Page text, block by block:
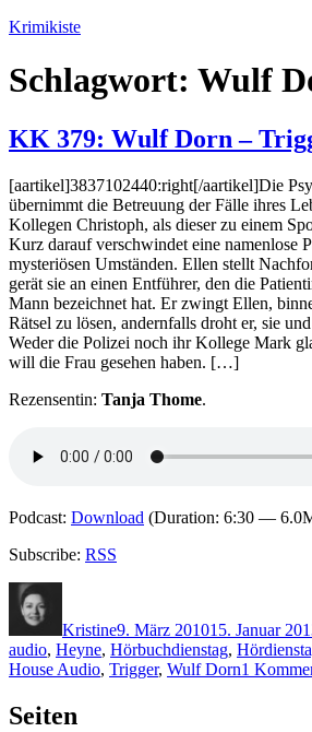
Zum
springen
Krimikiste
Schlagwort: Wulf
KK 379: Wulf Dorn –
[aartikel]3837102440:right[/aartikel]Die
übernimmt die Betreuung der Fälle ihres
Kollegen Christoph, als dieser zu einem
Kurz darauf verschwindet eine namenlose
mysteriösen Umständen. Ellen stellt
gerät sie an einen Entführer, den die
Mann bezeichnet hat. Er zwingt Ellen,
Rätsel zu lösen, andernfalls droht er, sie
Weder die Polizei noch ihr Kollege Mark
will die Frau gesehen haben. […]
Rezensentin: Tanja Thome.
Podcast: Download (Duration: 6:30 —
Subscribe: RSS
Kristine9. März 201015. Januar
audio, Heyne, Hörbuchdienstag,
House Audio, Trigger, Wulf Dorn1
Seiten